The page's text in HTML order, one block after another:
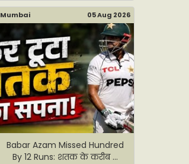
Mumbai 05 Aug 2026
Babar Azam Missed Hundred
By 12 Runs: शतक के करीब ...